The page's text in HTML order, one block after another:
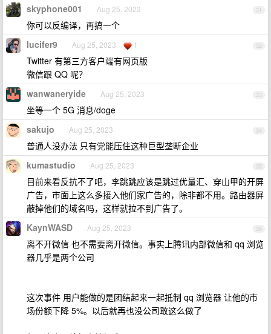
31
skyphone001 Aug 25, 2023
你可以反编译，再搞一个
32
lucifer9 Aug 25, 2023 1
Twitter 有第三方客户端有网页版
微信跟 QQ 呢？
33
wanwaneryide Aug 25, 2023
坐等一个 5G 消息/doge
34
sakujo Aug 25, 2023
普通人没办法 只有党能压住这种巨型垄断企业
35
kumastudio Aug 25, 2023
目前来看反抗不了吧，李跳跳应该是跳过优量汇、穿山甲的开屏
广告，市面上这么多接入他们家广告的，除非都不用。路由器屏
蔽掉他们的域名吗，这样就拉不到广告了。
36
KaynWASD Aug 25, 2023
离不开微信 也不需要离开微信。事实上腾讯内部微信和 qq 浏览
器几乎是两个公司
这次事件 用户能做的是团结起来一起抵制 qq 浏览器 让他的市
场份额下降 5%。以后就再也没公司敢这么做了